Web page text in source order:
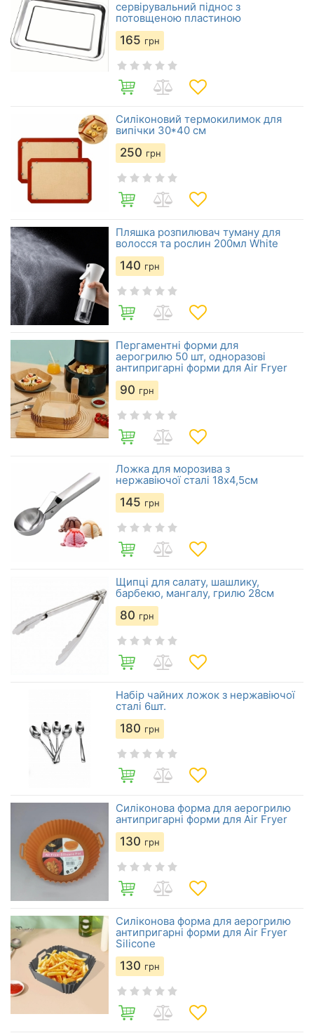
сервірувальний піднос з
потовщеною пластиною
165 грн
Силіконовий термокилимок для
випічки 30*40 см
250 грн
Пляшка розпилювач туману для
волосся та рослин 200мл White
140 грн
Пергаментні форми для
аерогрилю 50 шт, одноразові
антипригарні форми для Air Fryer
90 грн
Ложка для морозива з
нержавіючої сталі 18х4,5см
145 грн
Щипці для салату, шашлику,
барбекю, мангалу, грилю 28см
80 грн
Набір чайних ложок з нержавіючої
сталі 6шт.
180 грн
Силіконова форма для аерогрилю
антипригарні форми для Air Fryer
130 грн
Силіконова форма для аерогрилю
антипригарні форми для Air Fryer
Silicone
130 грн